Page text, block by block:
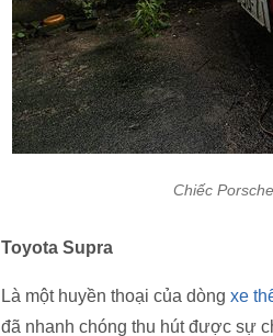
Chiếc
Toyota Supra
Là một huyền thoại của dòng xe
đã nhanh chóng thu hút được sự